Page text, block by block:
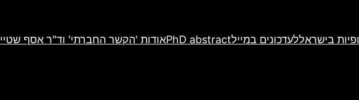
בישראללעדכונים במיילPhD abstractאודות 'הקשר החברתי' וד"ר אסף